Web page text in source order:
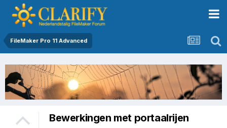
FileMaker Pro 11 Advanced
Bewerkingen met portaalrijen